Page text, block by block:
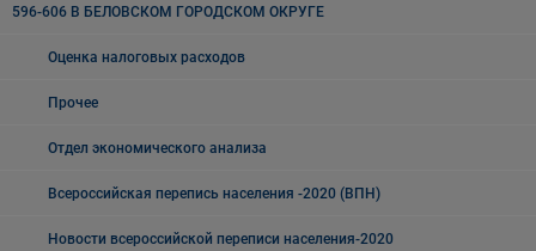
596-606 В БЕЛОВСКОМ ГОРОДСКОМ ОКРУГЕ
Оценка налоговых расходов
Прочее
Отдел экономического анализа
Всероссийская перепись населения -2020 (ВПН)
Новости всероссийской переписи населения-2020